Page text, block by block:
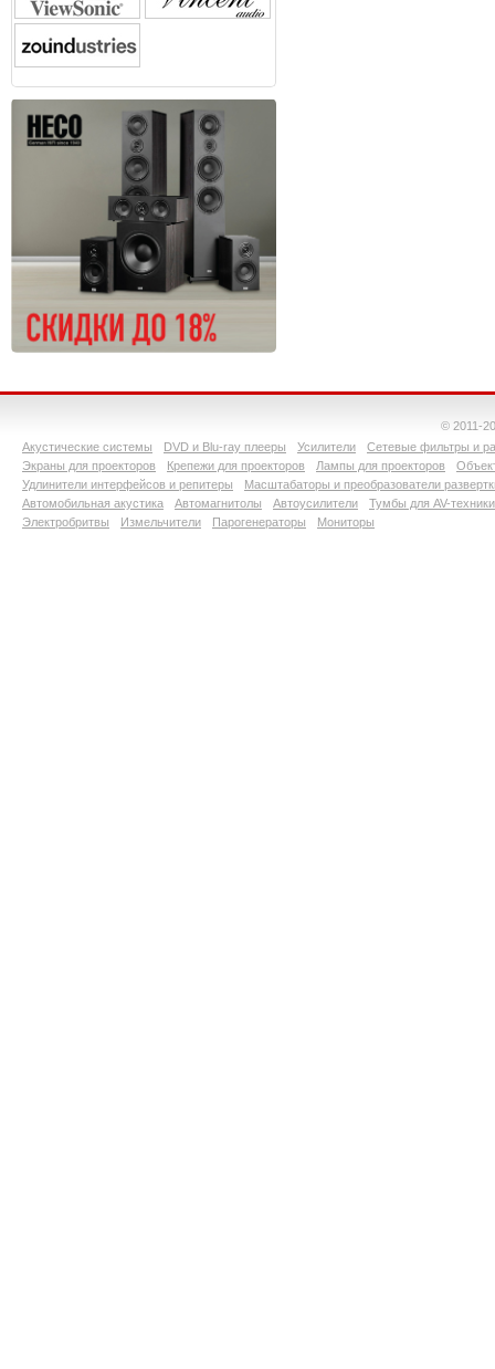
© 2011-
Акустические системы
DVD и Blu-ray плееры Усилители
Сетевые фильтры и
Экраны для проекторов
Крепежи для проекторов Лампы для проекторов
Удлинители интерфейсов и репитеры
Масштабаторы и преобразователи
Автомобильная акустика
Автомагнитолы Автоусилители
Тумбы для AV-техники
Электробритвы
Измельчители Парогенераторы Мониторы